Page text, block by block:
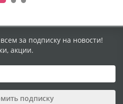
за подписку на новости!
акции.
подписку